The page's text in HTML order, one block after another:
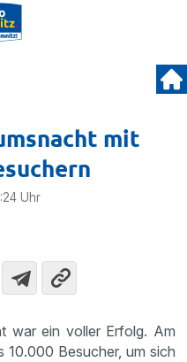
mit
Uhr
war ein voller Erfolg. Am
10.000 Besucher, um sich